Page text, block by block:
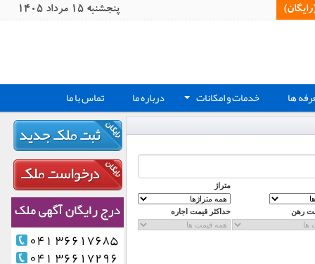
پنجشنبه 15 مرداد 1405
ها + خدمات و امکانات درباره ما تماس با ما
متراژ
رهن حداکثر قیمت اجاره